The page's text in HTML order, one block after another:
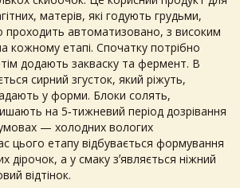
матерів, які годують грудьми,
проходить автоматизовано, з високим
кожному етапі. Спочатку потрібно
додають закваску та фермент. В
сирний згусток, який ріжуть,
у форми. Блоки солять,
на 5‑тижневий період дозрівання
— холодних вологих
цього етапу відбувається формування
дірочок, а у смаку зʼявляється ніжний
відтінок.